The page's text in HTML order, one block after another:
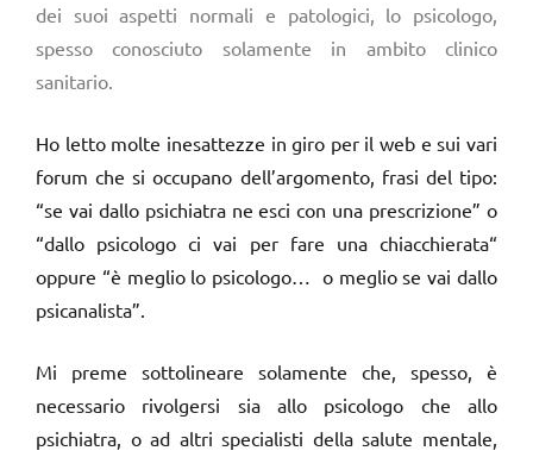
dei suoi aspetti normali e patologici, lo psicologo,
spesso conosciuto solamente in ambito clinico
sanitario.
Ho letto molte inesattezze in giro per il web e sui vari
forum che si occupano dell’argomento, frasi del tipo:
“se vai dallo psichiatra ne esci con una prescrizione” o
“dallo psicologo ci vai per fare una chiacchierata“
oppure “è meglio lo psicologo… o meglio se vai dallo
psicanalista”.
Mi preme sottolineare solamente che, spesso, è
necessario rivolgersi sia allo psicologo che allo
psichiatra, o ad altri specialisti della salute mentale,